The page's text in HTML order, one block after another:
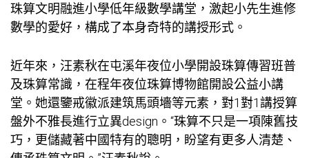
珠算文明融進小學低年級數學講堂，激起小先生進修
數學的愛好，構成了本身奇特的講授形式。
近年來，汪素秋在屯溪年夜位小學開設珠算傳習班普
及珠算常識，在程年夜位珠算博物館開設公益小講
堂。她還鑒戒徽派建筑馬頭墻等元素，對1對1講授算
盤外不雅長進行立異design。“珠算不只是一項陳舊技
巧，更儲藏著中國特有的聰明，盼望有更多人清楚、